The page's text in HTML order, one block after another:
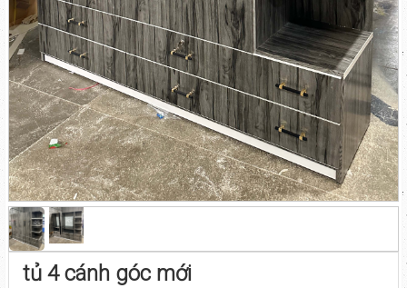
tủ 4 cánh góc mới